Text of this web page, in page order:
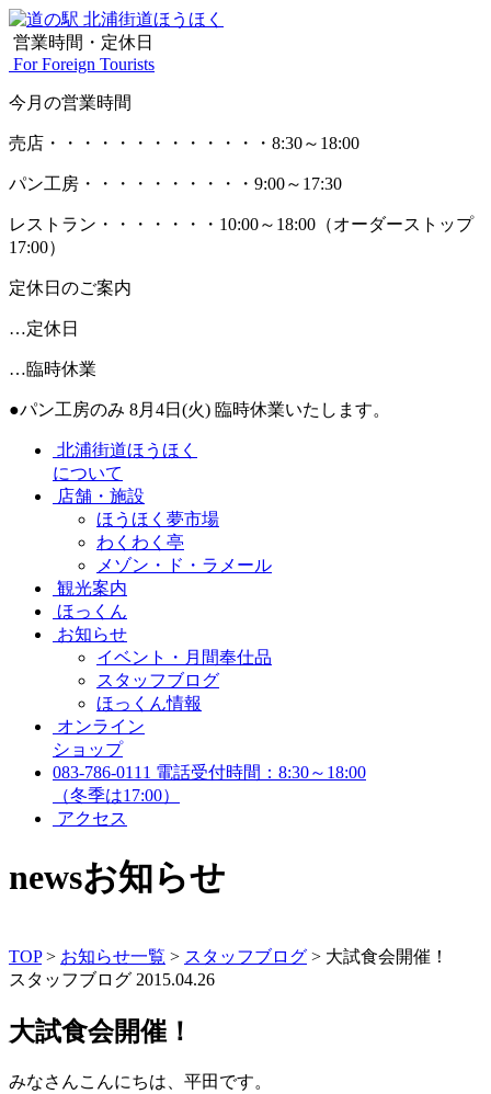
営業時間・定休日
For Foreign Tourists
今月の営業時間
売店 ・・・・・・・・・・・・・ 8:30～18:00
パン工房 ・・・・・・・・・・ 9:00～17:30
レストラン ・・・・・・・ 10:00～18:00 （オーダーストップ
17:00）
定休日のご案内
…定休日
…臨時休業
●パン工房のみ 8月4日(火) 臨時休業いたします。
北浦街道ほうほく
について
店舗・施設
ほうほく夢市場
わくわく亭
メゾン・ド・ラメール
観光案内
ほっくん
お知らせ
イベント・月間奉仕品
スタッフブログ
ほっくん情報
オンライン
ショップ
083-786-0111 電話受付時間：8:30～18:00
（冬季は17:00）
アクセス
newsお知らせ
TOP> お知らせ一覧 > スタッフブログ > 大試食会開催！
スタッフブログ 2015.04.26
大試食会開催！
みなさんこんにちは、平田です。